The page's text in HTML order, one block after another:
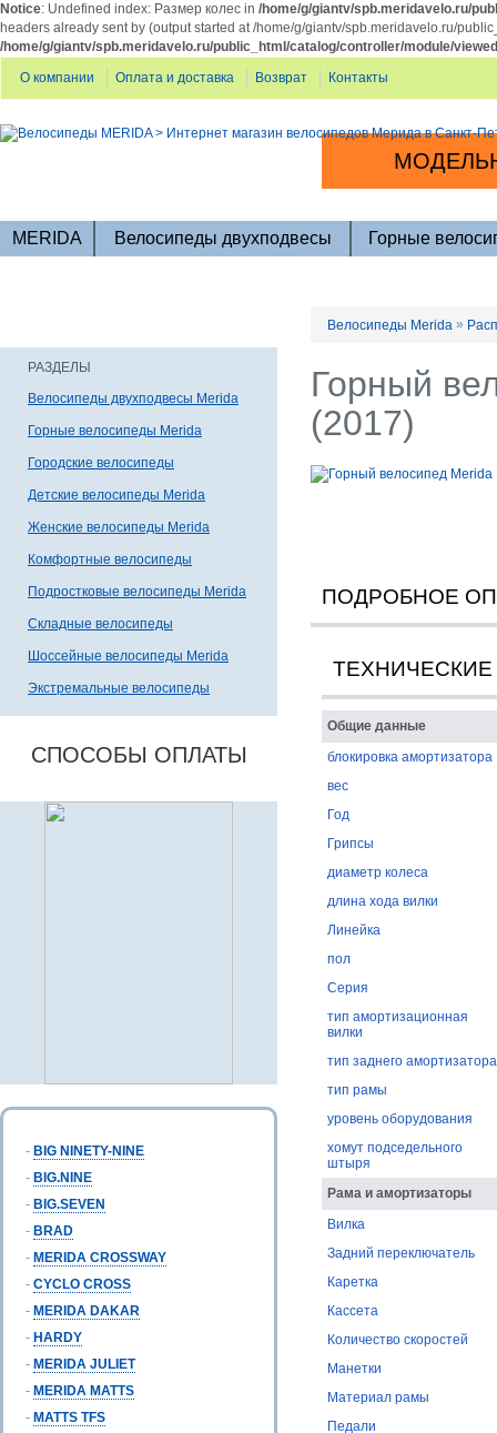
Notice: Undefined index: Размер колес in /home/g/giantv/spb.meridavelo.ru/
headers already sent by (output started at /home/g/giantv/spb.meridavelo.ru/
/home/g/giantv/spb.meridavelo.ru/public_html/catalog/controller/module/
О компании
Оплата и доставка Возврат Контакты
MERIDA Велосипеды двухподвесы Горные
РАЗДЕЛЫ
Велосипеды двухподвесы Merida
Горные велосипеды Merida
Городские велосипеды
Детские велосипеды Merida
Женские велосипеды Merida
Комфортные велосипеды
Подростковые велосипеды Merida
Складные велосипеды
Шоссейные велосипеды Merida
Экстремальные велосипеды
СПОСОБЫ ОПЛАТЫ
- BIG NINETY-NINE
- BIG.NINE
- BIG.SEVEN
- BRAD
- MERIDA CROSSWAY
- CYCLO CROSS
- MERIDA DAKAR
- HARDY
- MERIDA JULIET
- MERIDA MATTS
- MATTS TFS
Велосипеды Merida »
Горный
(2017)
ПОДРОБНОЕ
ТЕХНИЧЕСКИЕ
Общие данные
блокировка амортизатора
вес
Год
Грипсы
диаметр колеса
длина хода вилки
Линейка
пол
Серия
тип амортизационная
вилки
тип заднего амортизатора
тип рамы
уровень оборудования
хомут подседельного
штыря
Рама и амортизаторы
Вилка
Задний переключатель
Каретка
Кассета
Количество скоростей
Манетки
Материал рамы
Педали